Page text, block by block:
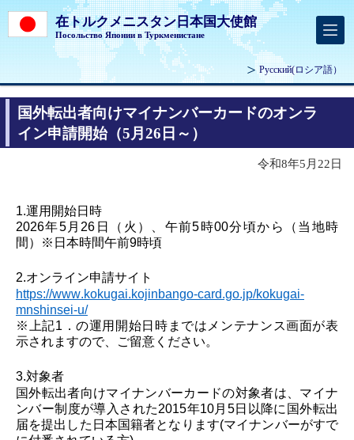
在トルクメニスタン日本国大使館
Посольство Японии в Туркменистане
Русский(ロシア語）
国外転出者向けマイナンバーカードのオンラ
イン申請開始（5月26日～）
令和8年5月22日
1.運用開始日時
2026年5月26日（火）、 午前5時00分頃から（当地時
間）
※日本時間午前9時頃
2.オンライン申請サイト
https://www.kokugai.kojinbango-card.go.jp/kokugai-
mnshinsei-u/
※上記1．の運用開始日時までは メンテナンス画面が表
示されますので、ご留意ください。
3.対象者
国外転出者向けマイナンバーカードの対象者は、 マイナ
ンバー制度が導入された2015年10月5日以降に国外転出
届を提出した日本国籍者となります(マイナンバーがすで